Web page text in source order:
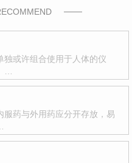
独或许组合使用于人体的仪
…
服药与外用药应分开存放，易